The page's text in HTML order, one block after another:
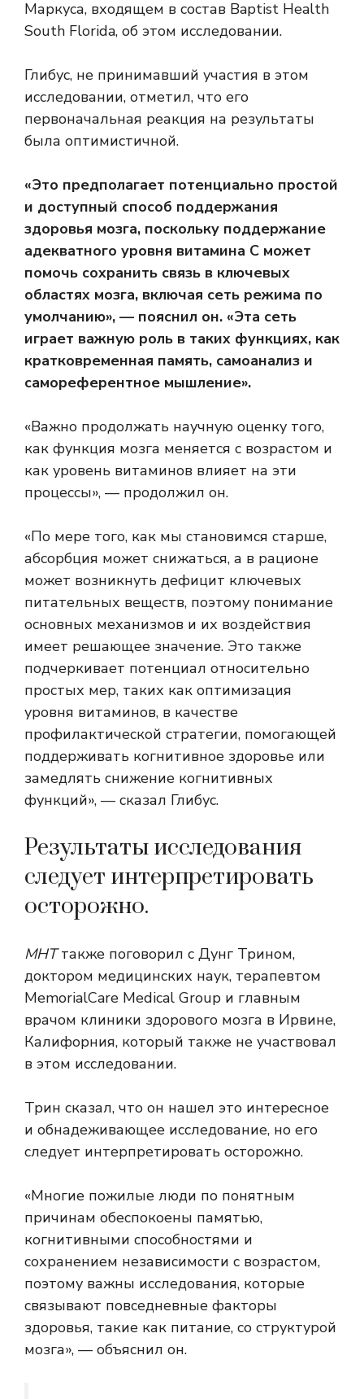
Маркуса, входящем в состав Baptist Health
South Florida, об этом исследовании.
Глибус, не принимавший участия в этом
исследовании, отметил, что его
первоначальная реакция на результаты
была оптимистичной.
«Это предполагает потенциально простой
и доступный способ поддержания
здоровья мозга, поскольку поддержание
адекватного уровня витамина С может
помочь сохранить связь в ключевых
областях мозга, включая сеть режима по
умолчанию», — пояснил он. «Эта сеть
играет важную роль в таких функциях, как
кратковременная память, самоанализ и
самореферентное мышление».
«Важно продолжать научную оценку того,
как функция мозга меняется с возрастом и
как уровень витаминов влияет на эти
процессы», — продолжил он.
«По мере того, как мы становимся старше,
абсорбция может снижаться, а в рационе
может возникнуть дефицит ключевых
питательных веществ, поэтому понимание
основных механизмов и их воздействия
имеет решающее значение. Это также
подчеркивает потенциал относительно
простых мер, таких как оптимизация
уровня витаминов, в качестве
профилактической стратегии, помогающей
поддерживать когнитивное здоровье или
замедлять снижение когнитивных
функций», — сказал Глибус.
Результаты исследования
следует интерпретировать
осторожно.
МНТтакже поговорил с Дунг Трином,
доктором медицинских наук, терапевтом
MemorialCare Medical Group и главным
врачом клиники здорового мозга в Ирвине,
Калифорния, который также не участвовал
в этом исследовании.
Трин сказал, что он нашел это интересное
и обнадеживающее исследование, но его
следует интерпретировать осторожно.
«Многие пожилые люди по понятным
причинам обеспокоены памятью,
когнитивными способностями и
сохранением независимости с возрастом,
поэтому важны исследования, которые
связывают повседневные факторы
здоровья, такие как питание, со структурой
мозга», — объяснил он.